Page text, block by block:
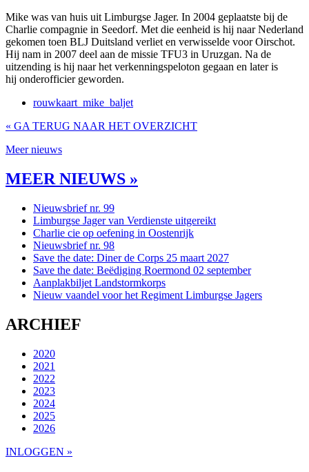
Mike was van huis uit Limburgse Jager. In 2004 geplaatste bij de
Charlie compagnie in Seedorf. Met die eenheid is hij naar Nederland
gekomen toen BLJ Duitsland verliet en verwisselde voor Oirschot.
Hij nam in 2007 deel aan de missie TFU3 in Uruzgan. Na de
uitzending is hij naar het verkenningspeloton gegaan en later is
hij onderofficier geworden.
rouwkaart_mike_baljet
« GA TERUG NAAR HET OVERZICHT
Meer nieuws
MEER NIEUWS »
Nieuwsbrief nr. 99
Limburgse Jager van Verdienste uitgereikt
Charlie cie op oefening in Oostenrijk
Nieuwsbrief nr. 98
Save the date: Diner de Corps 25 maart 2027
Save the date: Beëdiging Roermond 02 september
Aanplakbiljet Landstormkorps
Nieuw vaandel voor het Regiment Limburgse Jagers
ARCHIEF
2020
2021
2022
2023
2024
2025
2026
INLOGGEN »